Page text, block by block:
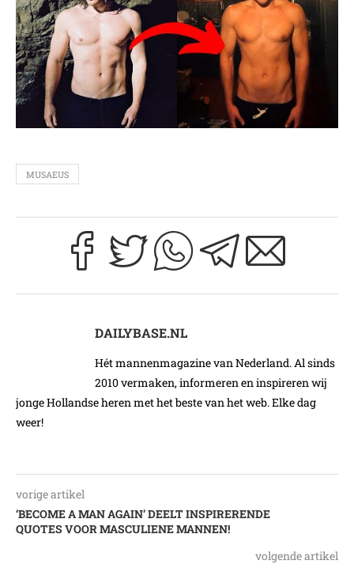
MUSAEUS
DAILYBASE.NL
Hét mannenmagazine van Nederland. Al sinds
2010 vermaken, informeren en inspireren wij
jonge Hollandse heren met het beste van het web. Elke dag
weer!
vorige artikel
‘BECOME A MAN AGAIN’ DEELT INSPIRERENDE
QUOTES VOOR MASCULIENE MANNEN!
volgende artikel